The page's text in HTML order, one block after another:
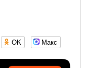
OK Макс